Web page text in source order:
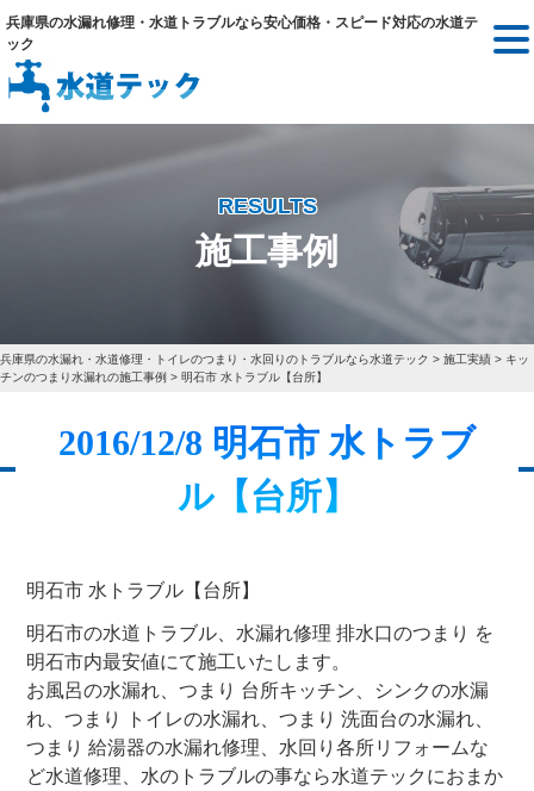
兵庫県の水漏れ修理・水道トラブルなら安心価格・スピード対応の水道テ
ック
RESULTS
施工事例
兵庫県の水漏れ・水道修理・トイレのつまり・水回りのトラブルなら水道テック > 施工実績 > キッ
チンのつまり水漏れの施工事例 > 明石市 水トラブル【台所】
2016/12/8 明石市 水トラブ
ル【台所】
明石市 水トラブル【台所】
明石市の水道トラブル、水漏れ修理 排水口のつまり を
明石市内最安値にて施工いたします。
お風呂の水漏れ、つまり 台所キッチン、シンクの水漏
れ、つまり トイレの水漏れ、つまり 洗面台の水漏れ、
つまり 給湯器の水漏れ修理、水回り各所リフォームな
ど水道修理、水のトラブルの事なら水道テックにおまか